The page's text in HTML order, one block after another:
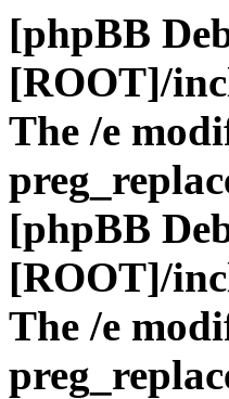
[phpBB
[ROOT]/
The /e
[phpBB
[ROOT]/
The /e